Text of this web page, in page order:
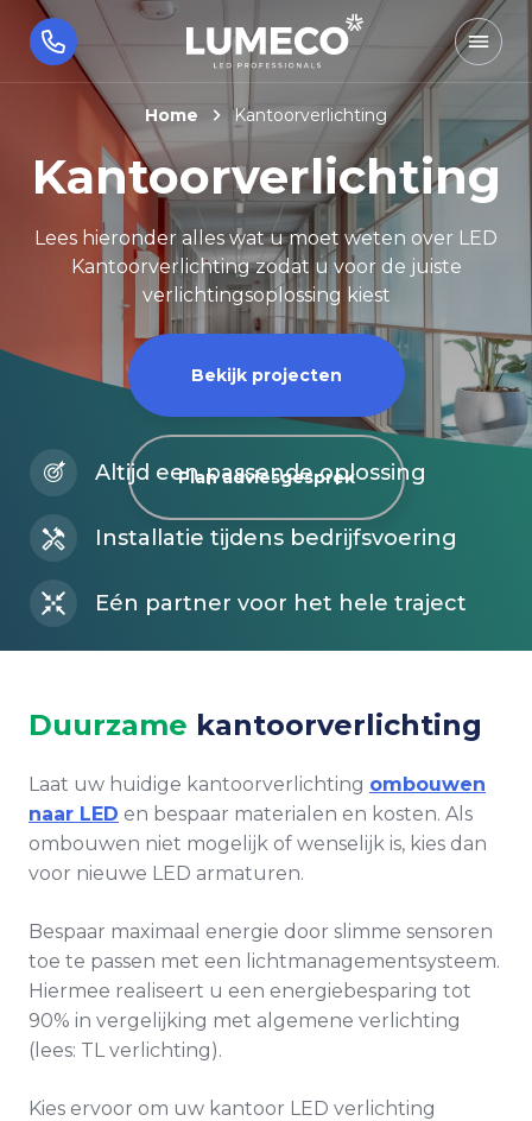
Home Kantoorverlichting
Kantoorverlichting
Lees hieronder alles wat u moet weten over LED
Kantoorverlichting zodat u voor de juiste
verlichtingsoplossing kiest
Bekijk projecten
Plan adviesgesprek
Altijd een passende oplossing
Installatie tijdens bedrijfsvoering
Eén partner voor het hele traject
Duurzame kantoorverlichting
Laat uw huidige kantoorverlichting ombouwen
naar LED en bespaar materialen en kosten. Als
ombouwen niet mogelijk of wenselijk is, kies dan
voor nieuwe LED armaturen.
Bespaar maximaal energie door slimme sensoren
toe te passen met een lichtmanagementsysteem.
Hiermee realiseert u een energiebesparing tot
90% in vergelijking met algemene verlichting
(lees: TL verlichting).
Kies ervoor om uw kantoor LED verlichting